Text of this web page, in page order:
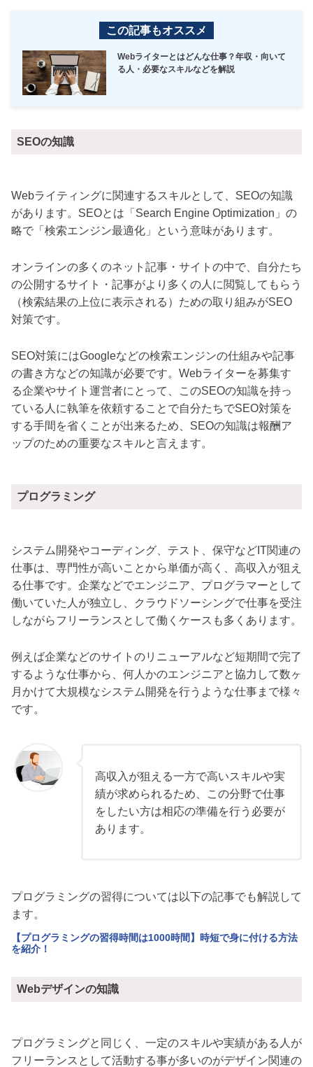
この記事もオススメ
Webライターとはどんな仕事？年収・向いて
る人・必要なスキルなどを解説
SEOの知識
Webライティングに関連するスキルとして、SEOの知識
があります。SEOとは「Search Engine Optimization」の
略で「検索エンジン最適化」という意味があります。
オンラインの多くのネット記事・サイトの中で、自分たち
の公開するサイト・記事がより多くの人に閲覧してもらう
（検索結果の上位に表示される）ための取り組みがSEO
対策です。
SEO対策にはGoogleなどの検索エンジンの仕組みや記事
の書き方などの知識が必要です。Webライターを募集す
る企業やサイト運営者にとって、このSEOの知識を持っ
ている人に執筆を依頼することで自分たちでSEO対策を
する手間を省くことが出来るため、SEOの知識は報酬ア
ップのための重要なスキルと言えます。
プログラミング
システム開発やコーディング、テスト、保守などIT関連の
仕事は、専門性が高いことから単価が高く、高収入が狙え
る仕事です。企業などでエンジニア、プログラマーとして
働いていた人が独立し、クラウドソーシングで仕事を受注
しながらフリーランスとして働くケースも多くあります。
例えば企業などのサイトのリニューアルなど短期間で完了
するような仕事から、何人かのエンジニアと協力して数ヶ
月かけて大規模なシステム開発を行うような仕事まで様々
です。
高収入が狙える一方で高いスキルや実
績が求められるため、この分野で仕事
をしたい方は相応の準備を行う必要が
あります。
プログラミングの習得については以下の記事でも解説して
ます。
【プログラミングの習得時間は1000時間】時短で身に付ける方法
を紹介！
Webデザインの知識
プログラミングと同じく、一定のスキルや実績がある人が
フリーランスとして活動する事が多いのがデザイン関連の